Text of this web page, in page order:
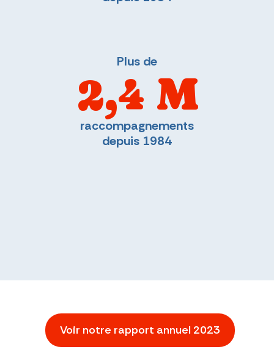
Plus de
2,4 M
raccompagnements
depuis 1984
Voir notre rapport annuel 2023